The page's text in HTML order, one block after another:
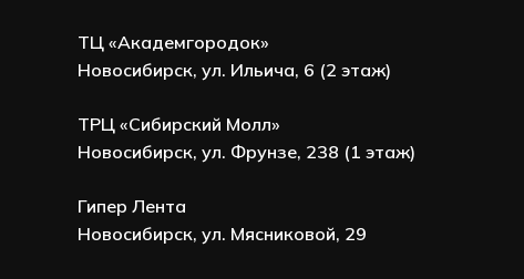
ТЦ «Академгородок»
Новосибирск, ул. Ильича, 6 (2 этаж)
ТРЦ «Сибирский Молл»
Новосибирск, ул. Фрунзе, 238 (1 этаж)
Гипер Лента
Новосибирск, ул. Мясниковой, 29